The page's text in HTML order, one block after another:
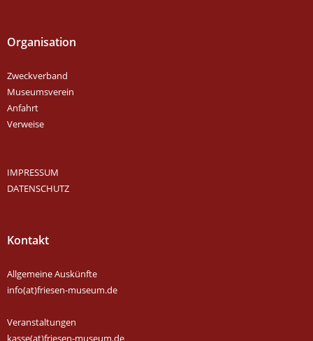
Organisation
Zweckverband
Museumsverein
Anfahrt
Verweise
IMPRESSUM
DATENSCHUTZ
Kontakt
Allgemeine Auskünfte
info(at)friesen-museum.de
Veranstaltungen
kasse(at)friesen-museum.de